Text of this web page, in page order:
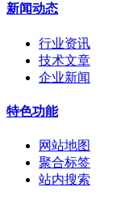
新闻动态
行业资讯
技术文章
企业新闻
特色功能
网站地图
聚合标签
站内搜索